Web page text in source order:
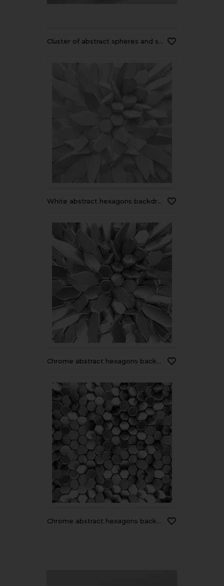
Cluster of abstract spheres and solids, gold, white and black, 3d render
White abstract hexagons backdrop. 3d rendering geometric polygons
Chrome abstract hexagons backdrop. 3d rendering geometric polygons
Chrome abstract hexagons backdrop. 3d rendering geometric polygons